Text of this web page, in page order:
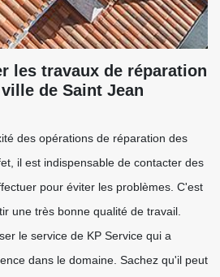
les travaux de réparation
de Saint Jean
des opérations de réparation des
il est indispensable de contacter des
pour éviter les problèmes. C'est
une très bonne qualité de travail.
le service de KP Service qui a
dans le domaine. Sachez qu'il peut